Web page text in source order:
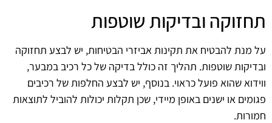
תחזוקה ובדיקות שוטפות
על מנת להבטיח את תקינות אביזרי הבטיחות, יש לבצע תחזוקה
ובדיקות שוטפות. תהליך זה כולל בדיקה של כל רכיב במבער,
ווידוא שהוא פועל כראוי. בנוסף, יש לבצע החלפות של רכיבים
פגומים או ישנים באופן מיידי, שכן תקלות יכולות להוביל לתוצאות
חמורות.